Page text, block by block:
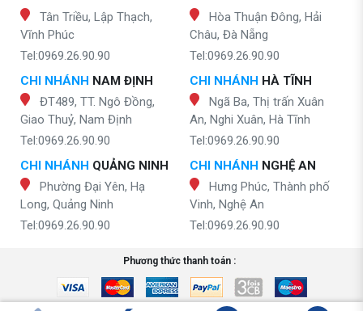
Tân Triều, Lập Thạch,
Vĩnh Phúc
Tel:0969.26.90.90
CHI NHÁNH NAM ĐỊNH
ĐT489, TT. Ngô Đồng,
Giao Thuỷ, Nam Định
Tel:0969.26.90.90
CHI NHÁNH QUẢNG NINH
Phường Đại Yên, Hạ
Long, Quảng Ninh
Tel:0969.26.90.90
Hòa Thuận Đông, Hải
Châu, Đà Nẵng
Tel:0969.26.90.90
CHI NHÁNH HÀ TĨNH
Ngã Ba, Thị trấn Xuân
An, Nghi Xuân, Hà Tĩnh
Tel:0969.26.90.90
CHI NHÁNH NGHỆ AN
Hưng Phúc, Thành phố
Vinh, Nghệ An
Tel:0969.26.90.90
Phương thức thanh toán :